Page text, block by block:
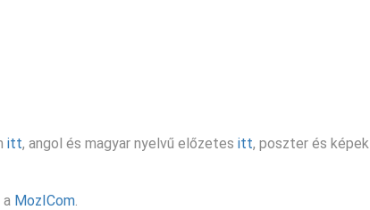
itt, angol és magyar nyelvű előzetes itt, poszter és képek
a MozICom.